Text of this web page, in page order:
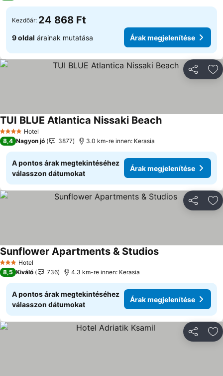
Kezdőár: 24 868 Ft
9 oldal árainak mutatása Árak megjelenítése
4 KategóriaHotel
TUI BLUE Atlantica Nissaki Beach
8,4 Nagyon jó 3877 3.0 km-re innen: Kerasia
A pontos árak megtekintéséhez
válasszon dátumokat
Árak megjelenítése
3 Kategória
Hotel
Sunflower Apartments & Studios
8,5 Kiváló 736 4.3 km-re innen: Kerasia
A pontos árak megtekintéséhez
válasszon dátumokat
Árak megjelenítése